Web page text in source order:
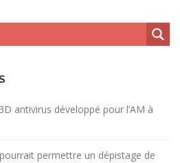
antivirus développé pour l’AM à
permettre un dépistage de